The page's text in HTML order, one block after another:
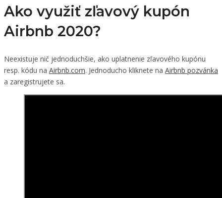
Ako využiť zľavový kupón
Airbnb 2020?
Neexistuje nič jednoduchšie, ako uplatnenie zľavového kupónu
resp. kódu na Airbnb.com. Jednoducho kliknete na Airbnb pozvánka
a zaregistrujete sa.